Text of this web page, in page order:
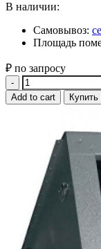
В наличии:
Самовывоз:
Площадь
₽ по запросу
Quantity
Add to cart